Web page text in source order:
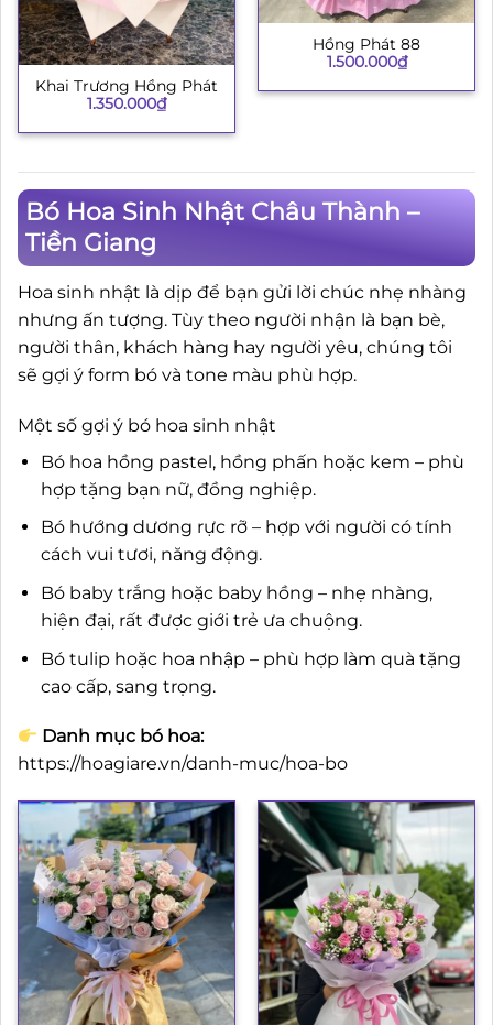
Khai Trương Hồng Phát
1.350.000₫
Hồng Phát 88
1.500.000₫
Bó Hoa Sinh Nhật Châu Thành –
Tiền Giang
Hoa sinh nhật là dịp để bạn gửi lời chúc nhẹ nhàng
nhưng ấn tượng. Tùy theo người nhận là bạn bè,
người thân, khách hàng hay người yêu, chúng tôi
sẽ gợi ý form bó và tone màu phù hợp.
Một số gợi ý bó hoa sinh nhật
Bó hoa hồng pastel, hồng phấn hoặc kem – phù
hợp tặng bạn nữ, đồng nghiệp.
Bó hướng dương rực rỡ – hợp với người có tính
cách vui tươi, năng động.
Bó baby trắng hoặc baby hồng – nhẹ nhàng,
hiện đại, rất được giới trẻ ưa chuộng.
Bó tulip hoặc hoa nhập – phù hợp làm quà tặng
cao cấp, sang trọng.
Danh mục bó hoa:
https://hoagiare.vn/danh-muc/hoa-bo